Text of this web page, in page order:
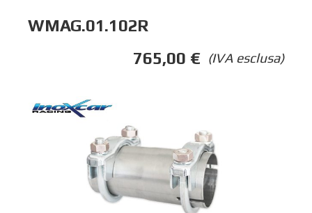
WMAG.01.102R
(IVA esclusa)
765,00 €